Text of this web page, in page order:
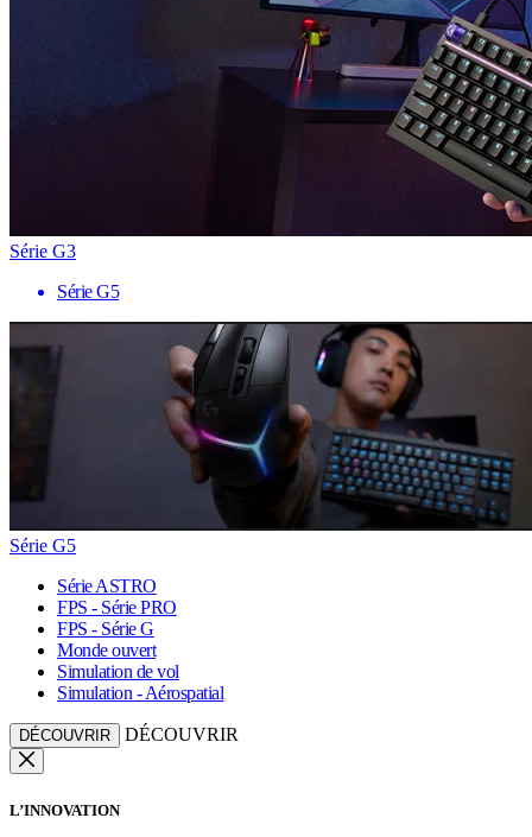
Série G3
Série G5
Série G5
Série ASTRO
FPS - Série PRO
FPS - Série G
Monde ouvert
Simulation de vol
Simulation - Aérospatial
DÉCOUVRIR DÉCOUVRIR
L’INNOVATION